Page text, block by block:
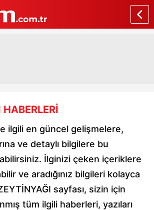
ilgili en güncel gelişmelere,
ve detaylı bilgilere bu
İlginizi çeken içeriklere
ve aradığınız bilgileri kolayca
sayfası, sizin için
tüm ilgili haberleri, yazıları